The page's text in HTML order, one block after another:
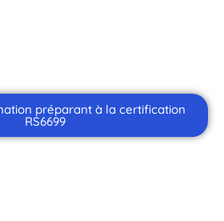
préparant à la certification
RS6699